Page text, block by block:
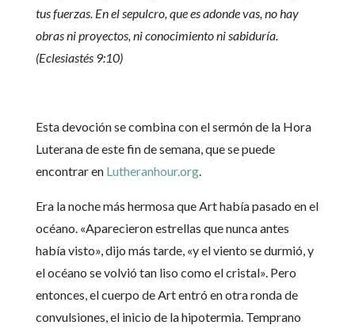
tus fuerzas. En el sepulcro, que es adonde vas, no hay
obras ni proyectos, ni conocimiento ni sabiduría.
(Eclesiastés 9:10)
Esta devoción se combina con el sermón de la Hora
Luterana de este fin de semana, que se puede
encontrar en Lutheranhour.org.
Era la noche más hermosa que Art había pasado en el
océano. «Aparecieron estrellas que nunca antes
había visto», dijo más tarde, «y el viento se durmió, y
el océano se volvió tan liso como el cristal». Pero
entonces, el cuerpo de Art entró en otra ronda de
convulsiones, el inicio de la hipotermia. Temprano